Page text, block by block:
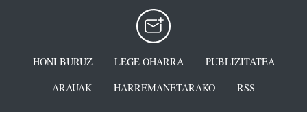
HONI BURUZ LEGE OHARRA
PUBLIZITATEA
ARAUAK
HARREMANETARAKO RSS